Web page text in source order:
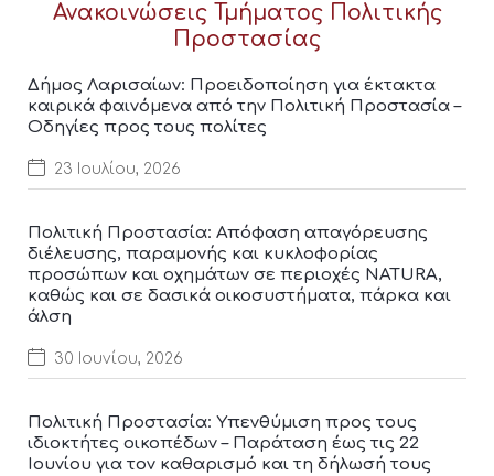
Ανακοινώσεις Τμήματος Πολιτικής
Προστασίας
Δήμος Λαρισαίων: Προειδοποίηση για έκτακτα
καιρικά φαινόμενα από την Πολιτική Προστασία –
Οδηγίες προς τους πολίτες
23 Ιουλίου, 2026
Πολιτική Προστασία: Απόφαση απαγόρευσης
διέλευσης, παραμονής και κυκλοφορίας
προσώπων και οχημάτων σε περιοχές NATURA,
καθώς και σε δασικά οικοσυστήματα, πάρκα και
άλση
30 Ιουνίου, 2026
Πολιτική Προστασία: Υπενθύμιση προς τους
ιδιοκτήτες οικοπέδων – Παράταση έως τις 22
Ιουνίου για τον καθαρισμό και τη δήλωσή τους